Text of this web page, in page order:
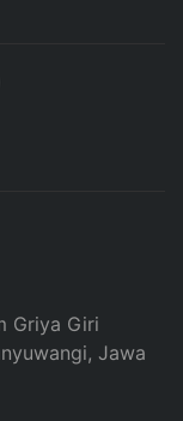
Griya Giri
Jawa